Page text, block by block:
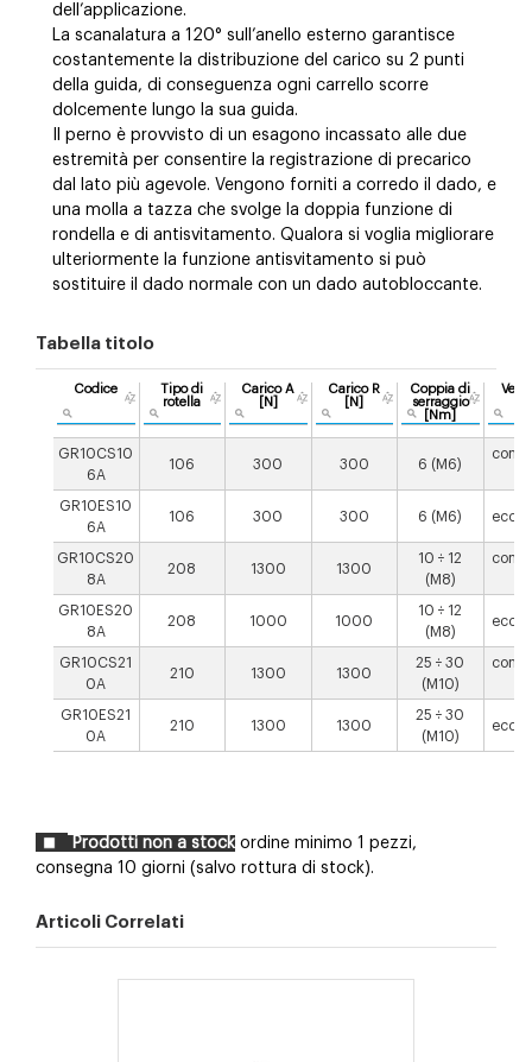
dell’applicazione.
La scanalatura a 120° sull’anello esterno garantisce
costantemente la distribuzione del carico su 2 punti
della guida, di conseguenza ogni carrello scorre
dolcemente lungo la sua guida.
Il perno è provvisto di un esagono incassato alle due
estremità per consentire la registrazione di precarico
dal lato più agevole. Vengono forniti a corredo il dado, e
una molla a tazza che svolge la doppia funzione di
rondella e di antisvitamento. Qualora si voglia migliorare
ulteriormente la funzione antisvitamento si può
sostituire il dado normale con un dado autobloccante.
Tabella titolo
Codice
Tipo di
rotella
Carico A
[N]
Carico R
[N]
Coppia di
serraggio
[Nm]
GR10CS10
6A
106 300 300 6 (M6)
GR10ES10
6A
106 300 300 6 (M6)
GR10CS20
8A
208 1300 1300
10 ÷ 12
(M8)
GR10ES20
8A
208 1000 1000
10 ÷ 12
(M8)
GR10CS21
0A
210 1300 1300
25 ÷ 30
(M10)
GR10ES21
0A
210 1300 1300
25 ÷ 30
(M10)
Prodotti non a stock ordine minimo 1 pezzi,
consegna 10 giorni (salvo rottura di stock).
Articoli Correlati